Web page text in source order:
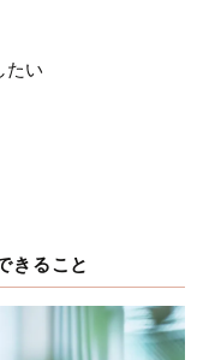
たい
きること